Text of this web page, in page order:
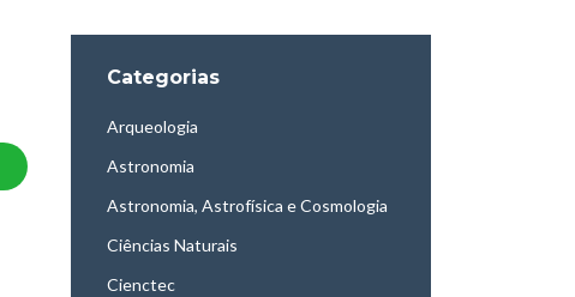
Categorias
Arqueologia
Astronomia
Astronomia, Astrofísica e Cosmologia
Ciências Naturais
Cienctec